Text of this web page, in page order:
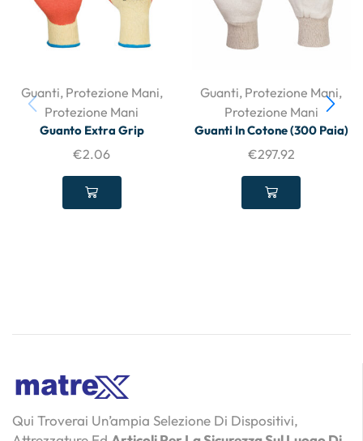
Guanti, Protezione Mani,
Protezione Mani
Guanto Extra Grip
€2.06
Guanti, Protezione Mani,
Protezione Mani
Guanti In Cotone (300 Paia)
€297.92
Qui Troverai Un’ampia Selezione Di Dispositivi,